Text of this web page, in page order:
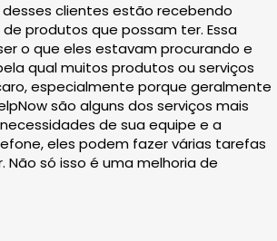
clientes estão recebendo
produtos que possam ter. Essa
o que eles estavam procurando e
qual muitos produtos ou serviços
especialmente porque geralmente
são alguns dos serviços mais
de sua equipe e a
eles podem fazer várias tarefas
só isso é uma melhoria de